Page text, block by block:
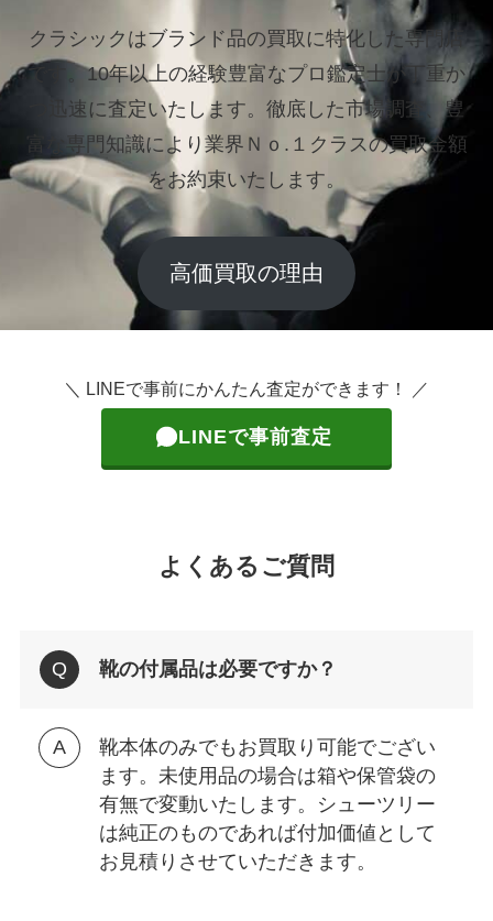
クラシックはブランド品の買取に特化した専門店
です。10年以上の経験豊富なプロ鑑定士が丁重か
つ迅速に査定いたします。 徹底した市場調査、豊
富な専門知識により業界Ｎｏ.１クラスの買取金額
をお約束いたします。
高価買取の理由
＼ LINEで事前にかんたん査定ができます！ ／
LINEで事前査定
よくあるご質問
靴の付属品は必要ですか？
靴本体のみでもお買取り可能でござい
ます。未使用品の場合は箱や保管袋の
有無で変動いたします。シューツリー
は純正のものであれば付加価値として
お見積りさせていただきます。